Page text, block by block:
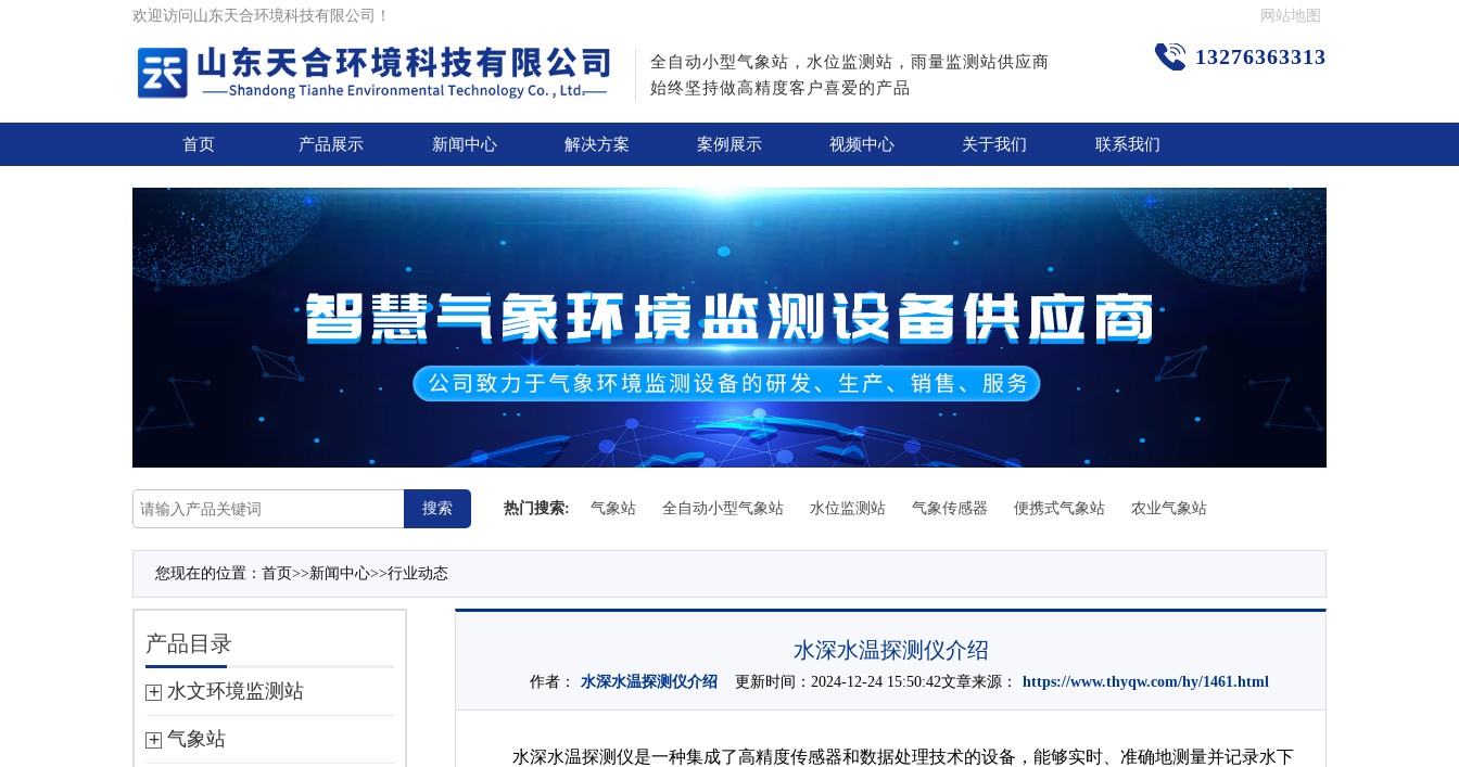
欢迎访问山东天合环境科技有限公司！ 网站地图
全自动小型气象站，水位监测站，雨量监测站供应商
始终坚持做高精度客户喜爱的产品
13276363313
首页 产品展示 新闻中心 解决方案 案例展示 视频中心 关于我们 联系我们
热门搜索: 气象站 全自动小型气象站 水位监测站 气象传感器 便携式气象站 农业气象站
您现在的位置： 首页>>新闻中心>>行业动态
产品目录
水文环境监测站
气象站
水深水温探测仪介绍
作者： 水深水温探测仪介绍 更新时间：2024-12-24 15:50:42文章来源： https://www.thyqw.com/hy/1461.html
水深水温探测仪是一种集成了高精度传感器和数据处理技术的设备，能够实时、准确地测量并记录水下